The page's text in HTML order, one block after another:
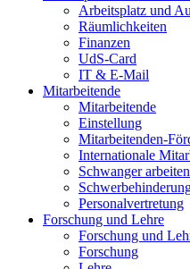
Arbeitsplatz und
Räumlichkeiten
Finanzen
UdS-Card
IT & E-Mail
Mitarbeitende
Mitarbeitende
Einstellung
Mitarbeitenden-
Internationale
Schwanger arbeiten
Personalvertretung
Forschung und Lehre
Forschung und
Forschung